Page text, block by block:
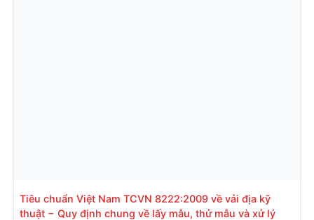
Tiêu chuẩn Việt Nam TCVN 8222:2009 về vải địa kỹ
thuật − Quy định chung về lấy mẫu, thử mẫu và xử lý